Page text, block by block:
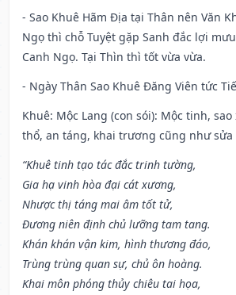
- Sao Khuê Hãm Địa tại Thân nên Văn
Ngọ thì chỗ Tuyệt gặp Sanh đắc lợi
Canh Ngọ. Tại Thìn thì tốt vừa vừa.
- Ngày Thân Sao Khuê Đăng Viên tức
Khuê: Mộc Lang (con sói): Mộc tinh,
thổ, an táng, khai trương cũng như sửa
“Khuê tinh tạo tác đắc trinh tường,
Gia hạ vinh hòa đại cát xương,
Nhược thị táng mai âm tốt tử,
Đương niên định chủ lưỡng tam tang.
Khán khán vận kim, hình thương đáo,
Trùng trùng quan sự, chủ ôn hoàng.
Khai môn phóng thủy chiêu tai họa,